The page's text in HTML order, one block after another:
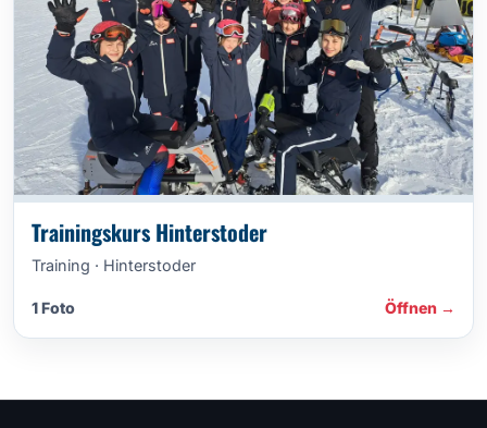
Trainingskurs Hinterstoder
Training · Hinterstoder
1 Foto Öffnen →